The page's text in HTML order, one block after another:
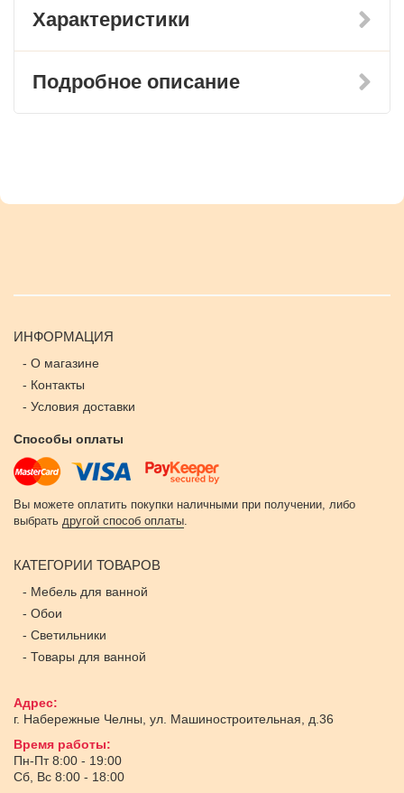
Характеристики
Подробное описание
ИНФОРМАЦИЯ
- О магазине
- Контакты
- Условия доставки
Способы оплаты
Вы можете оплатить покупки наличными при получении, либо
выбрать другой способ оплаты.
КАТЕГОРИИ ТОВАРОВ
- Мебель для ванной
- Обои
- Светильники
- Товары для ванной
Адрес:
г. Набережные Челны ул. Машиностроительная, д.36
Время работы:
Пн-Пт 8:00 - 19:00
Сб, Вс 8:00 - 18:00